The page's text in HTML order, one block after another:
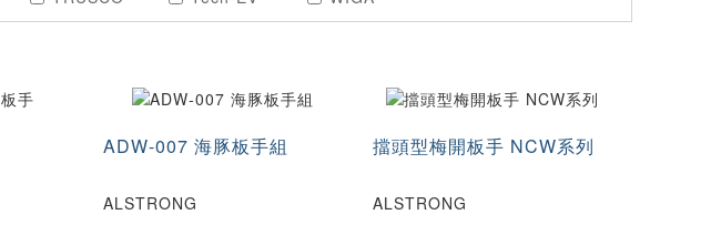
9/16" 9/16"X5/8"
9/32"
85
155
11X13
11×13
ADW-007 海豚板手組
ALSTRONG
擋頭型梅開板手 NCW系列
ALSTRONG